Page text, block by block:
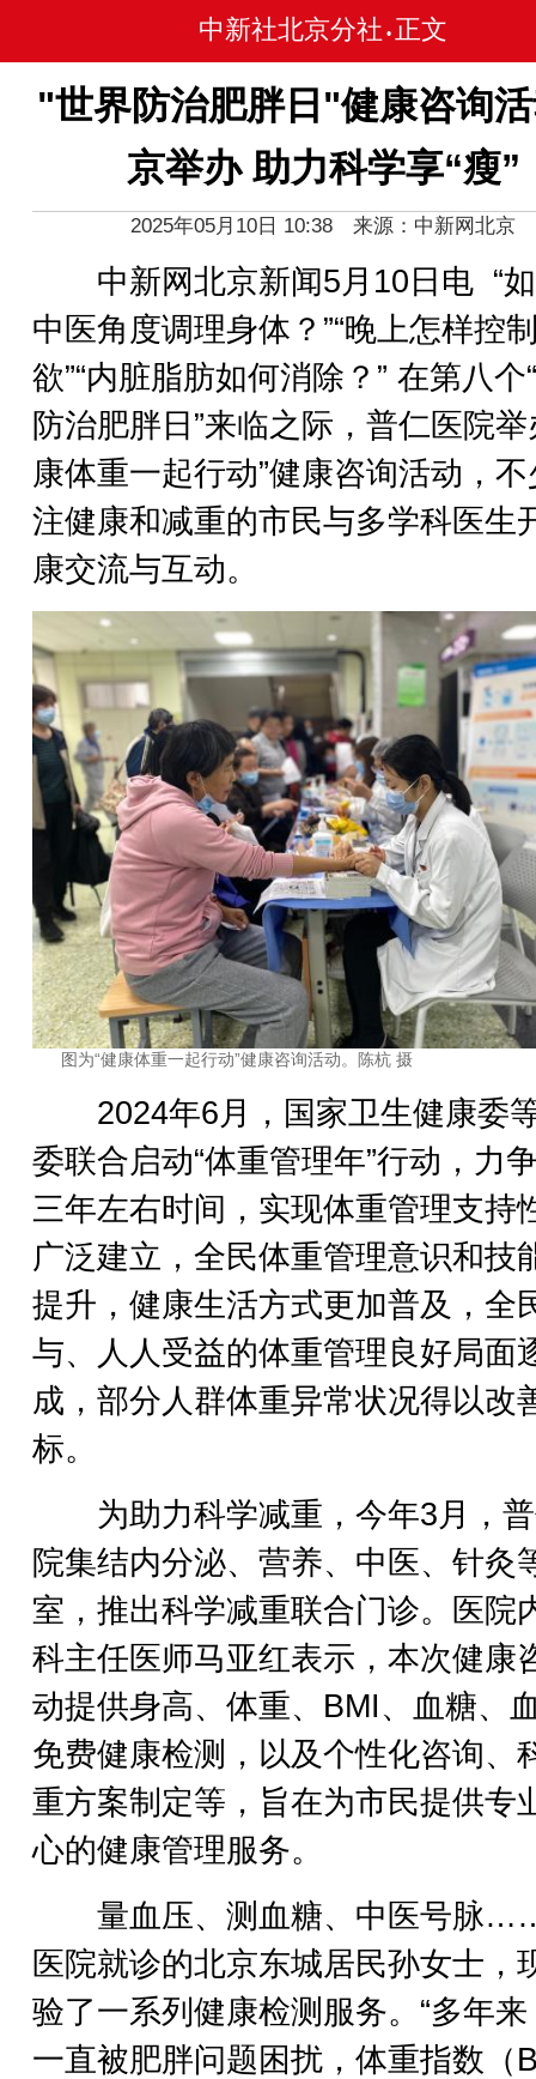
中新社北京分社 • 正文
"世界防治肥胖日"健康咨询
京举办 助力科学享“瘦”
2025年05月10日 10:38 来源：中新网北京
中新网北京新闻5月10日电 “
中医角度调理身体？”“晚上怎样控
欲”“内脏脂肪如何消除？” 在第八个
防治肥胖日”来临之际，普仁医院举
康体重一起行动”健康咨询活动，
注健康和减重的市民与多学科医生
康交流与互动。
图为“健康体重一起行动”健康咨询活动。陈杭 摄
2024年6月，国家卫生健康委
委联合启动“体重管理年”行动，力
三年左右时间，实现体重管理支持
广泛建立，全民体重管理意识和技
提升，健康生活方式更加普及，全
与、人人受益的体重管理良好局面
成，部分人群体重异常状况得以改
标。
为助力科学减重，今年3月，
院集结内分泌、营养、中医、针灸
室，推出科学减重联合门诊。医院
科主任医师马亚红表示，本次健康
动提供身高、体重、BMI、血糖、
免费健康检测，以及个性化咨询、
重方案制定等，旨在为市民提供专
心的健康管理服务。
量血压、测血糖、中医号脉
医院就诊的北京东城居民孙女士，
验了一系列健康检测服务。“多年
一直被肥胖问题困扰，体重指数（